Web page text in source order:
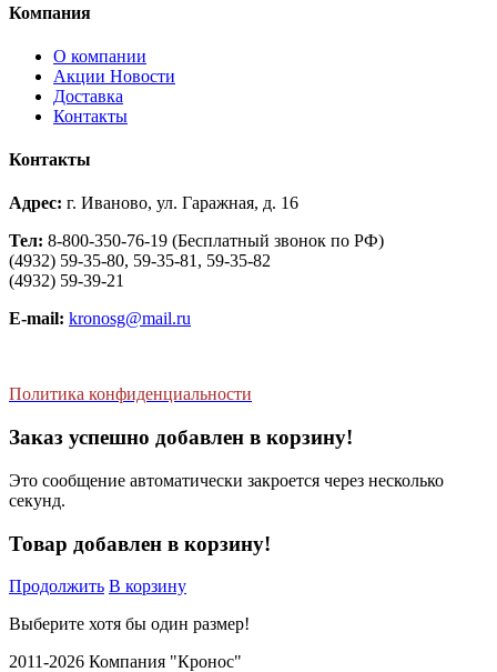
Компания
О компании
Aкции Новости
Доставка
Контакты
Контакты
Адрес: г. Иваново, ул. Гаражная, д. 16
Тел: 8-800-350-76-19 (Бесплатный звонок по РФ)
(4932) 59-35-80, 59-35-81, 59-35-82
(4932) 59-39-21
E-mail: kronosg@mail.ru
Политика конфиденциальности
Заказ успешно добавлен в корзину!
Это сообщение автоматически закроется через несколько
секунд.
Товар добавлен в корзину!
Продолжить В корзину
Выберите хотя бы один размер!
2011-2026 Компания "Кронос"